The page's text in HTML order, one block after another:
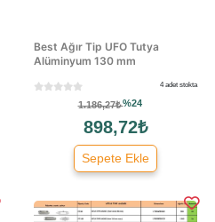
Best Ağır Tip UFO Tutya
Alüminyum 130 mm
4 adet stokta
1.186,27₺%24
898,72₺
Sepete Ekle